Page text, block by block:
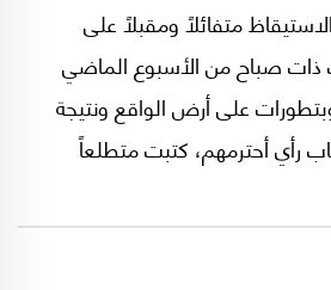
متفائلاً ومقبلاً على
صباح من الأسبوع الماضي
وبتطورات على أرض الواقع ونتيجة
رأي أحترمهم، كتبت متطلعاً